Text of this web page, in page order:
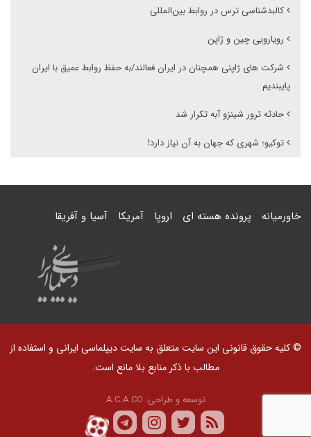
کالبدشناسی ترس در روابط بین‌المللی
رویارویی چین و ژاپن
شرکت های ژاپنی همچنان در ایران فعالند/به حفظ روابط عمیق با ایران
پایبندیم
حادثه ترور شینزو آبه تکرار شد
توکیو؛ شهری که جهان به آن نیاز دارد!
خاورمیانه پرونده هسته ای اروپا آمریکا آسیا و آفریقا
© کلیه حقوق قانونی این سایت متعلق به سایت دیپلماسی ایرانی و استفاده از
مطالب با ذکر منابع بلا مانع است.
توسعه و طراحی: A.C.A CO